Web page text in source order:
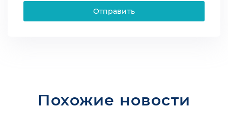
Отправить
Похожие новости